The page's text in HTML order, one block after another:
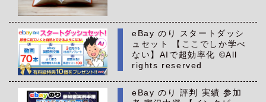
eBay のり スタートダッシ
ュセット 【ここでしか学べ
ない】AIで超効率化 ©All
rights reserved
eBay のり 評判 実績 参加